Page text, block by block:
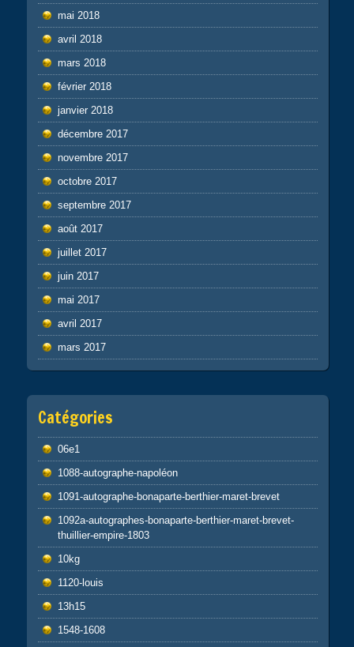
mai 2018
avril 2018
mars 2018
février 2018
janvier 2018
décembre 2017
novembre 2017
octobre 2017
septembre 2017
août 2017
juillet 2017
juin 2017
mai 2017
avril 2017
mars 2017
Catégories
06e1
1088-autographe-napoléon
1091-autographe-bonaparte-berthier-maret-brevet
1092a-autographes-bonaparte-berthier-maret-brevet-
thuillier-empire-1803
10kg
1120-louis
13h15
1548-1608